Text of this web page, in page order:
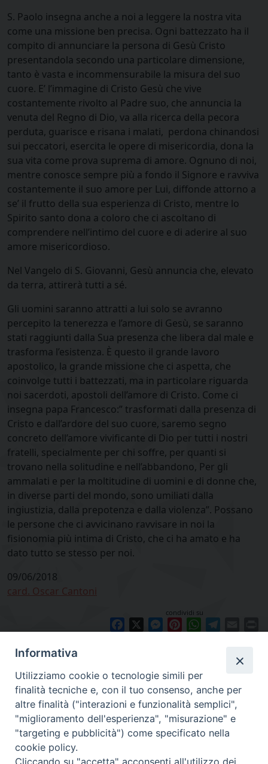
S. Paolo insegna anche a noi a leggere la nostra vita
come una missione ben precisa. Ogni battezzato ha il
compito di annunciare la persona di Gesù Cristo
presentandola secondo una particolare dimensione,
tanto è vasta e incommensurabile la misura del suo
cuore. E’ l’immagine di Cristo Gesù che vive
costantemente rivolto al Padre suo, che annuncia la
venuta del Regno di Dio, va alla ricerca della pecora
perduta, guarisce e risana i malati, perdona chinandosi
sui peccatori, esercita le opere di misericordia, dona la
sua vita come prova suprema di amore. Ognuno di noi,
mentre conosce sempre più a fondo il Signore e ravviva
costantemente il suo amore per Lui, diffonde attorno a
se’ il frutto della sua esperienza di Cristo, mentre lo
Spirito santo dona a coloro che ci ascoltano di
comprendere nell’intimo del cuore e di aderire al suo
amore misericordioso.
Nel Vangelo di S. Giovanni, Gesù annuncia che, elevato
da terra, attirerà tutti a sé.
Gli uomini saranno attratti a lui solo se avranno
percepito la tenerezza e l’amore di Gesù, se saranno
stati raggiunti dalla Sua presenza che libera dal male e
trasforma l’esistenza. È questo il grande lavoro
apostolico, la grande missione che ci aspetta, che
coinvolge tutti i battezzati, ma in particolare riguarda
noi sacerdoti, apostoli dell’amore di Cristo. Come ci
insegna papa Francesco:” trasformati dalla presenza di
Cristo e dall’ardore del suo cuore, saremo segno
concreto dell’amore vivificante di Dio per tutti i nostri
fratelli, specialmente per chi soffre, per quanti si
trovano nella solitudine e nell’abbandono, Per gli
ammalati e per la moltitudine di uomini e di donne che,
in diverse parti del mondo, sono umiliati dalla
ingiustizia, dalla prepotenza e dalla violenza”. Possano
le persone che ci avvicinano ravvisare in noi la
fisionomia più intima di Cristo, che ci ha amato e ha
dato tutto se stesso per noi.
09/06/2018
card. Oscar Cantoni
condividi su
Facebook Messenger
PinterestWhatsApp
Informativa
Utilizziamo cookie o tecnologie simili per
finalità tecniche e, con il tuo consenso, anche per
altre finalità ("interazioni e funzionalità semplici",
"miglioramento dell'esperienza", "misurazione" e
"targeting e pubblicità") come specificato nella
cookie policy.
Cliccando su "accetta" acconsenti all'utilizzo dei